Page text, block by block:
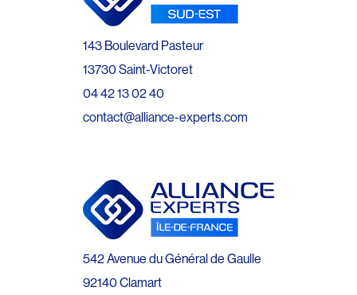
143 Boulevard Pasteur
13730 Saint-Victoret
04 42 13 02 40
contact@alliance-experts.com
542 Avenue du Général de Gaulle
92140 Clamart